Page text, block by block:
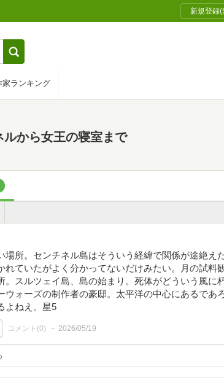
新規登録(
家ランキング
から女王の寝室まで
場所。センチネル島はそういう経緯で関係が途絶え
れていたがよく分かってないだけみたい。月の試料
。スルツェイ島、島の始まり。死体がどういう風に
ウォーズの制作者の豪邸。太平洋の中心にあるであ
よねえ。星5
コメント(0) 2026/05/19